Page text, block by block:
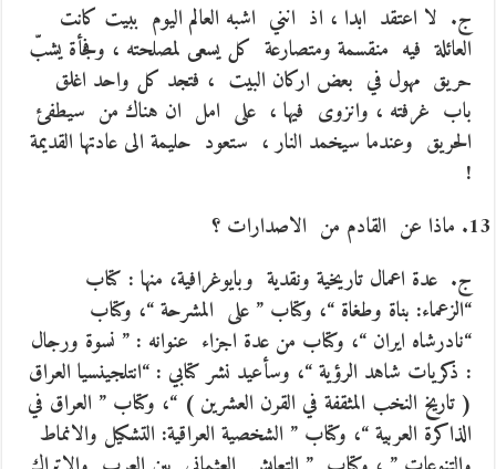
ج. لا اعتقد ابدا ، اذ انني اشبه العالم اليوم ببيت كانت
العائلة فيه منقسمة ومتصارعة كل يسعى لمصلحته ، وفجأة يشبّ
حريق مهول في بعض اركان البيت ، فتجد كل واحد اغلق
باب غرفته ، وانزوى فيها ، على امل ان هناك من سيطفئ
الحريق وعندما سيخمد النار ، ستعود حليمة الى عادتها القديمة
!
ماذا عن القادم من الاصدارات ؟
ج. عدة اعمال تاريخية ونقدية وبايوغرافية، منها : كتاب
“الزعماء: بناة وطغاة “، وكتاب ” على المشرحة “، وكتاب
“نادرشاه ايران “، وكتاب من عدة اجزاء عنوانه : ” نسوة ورجال
: ذكريات شاهد الرؤية “، وسأعيد نشر كتابي : “انتلجينسيا العراق
( تاريخ النخب المثقفة في القرن العشرين ) “، وكتاب ” العراق في
الذاكرة العربية “، وكتاب ” الشخصية العراقية: التشكيل والانماط